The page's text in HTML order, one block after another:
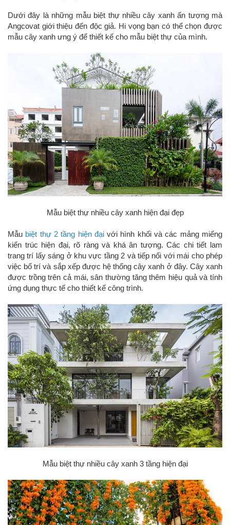
Dưới đây là những mẫu biệt thự nhiều cây xanh ấn tượng mà
Angcovat giới thiệu đến độc giả. Hi vọng bạn có thể chọn được
mẫu cây xanh ưng ý để thiết kế cho mẫu biệt thự của mình.
Mẫu biệt thự nhiều cây xanh hiện đại đẹp
Mẫu biệt thự 2 tầng hiện đạivới hình khối và các mảng miếng
kiến trúc hiện đại, rõ ràng và khá ân tượng. Các chi tiết lam
trang trí lấy sáng ở khu vực tầng 2 và tiếp nối với mái cho phép
việc bố trí và sắp xếp được hệ thống cây xanh ở đây. Cây xanh
được trồng trên cả mái, sân thường tăng thêm hiệu quả và tính
ứng dụng thực tế cho thiết kế công trình.
Mẫu biệt thự nhiều cây xanh 3 tầng hiện đại